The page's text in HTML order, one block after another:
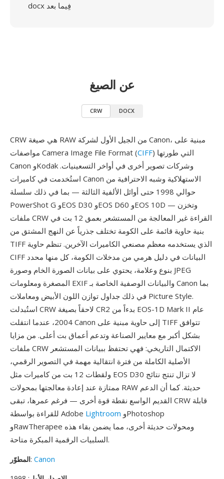
docx فِيما بعد
عن الصيغ
CRW DOCX
CRW هي صيغة RAW من الجيل الأول لشركة Canon، مبنية على
مواصفات Camera Image File Format (CIFF) التي طورتها
Canon وKodak وشركات تصوير أخرى في أواخر التسعينيات.
استُخدمت في كاميرات Canon الاستهلاكية وشبه الاحترافية من
حوالي 1998 حتى أوائل الألفية الثالثة — بما في ذلك سلسلة
PowerShot G وEOS D30 وEOS D60 وEOS 10D — وتخزن
ملفات CRW القراءة غير المعالجة من المستشعر بعمق 12 بت في
بنية حاوية قائمة على الكومة تختلف جذرياً عن النهج المشتق من
TIFF الذي يستخدمه معظم مصنعي الكاميرات الآخرين. تنظم حاوية
CIFF البيانات في دليل هرمي من مدخلات الكومة، كل منها محدد
بنوع وعلامة، يحتوي على بيانات الصورة الخام وصورة JPEG
المصغرة ومعلومات EXIF والبيانات الوصفية الخاصة بـ Canon بما
في ذلك جداول توازن اللون الأبيض ومعاملات Picture Style.
استُبدلت CRW لاحقاً بصيغة CR2 بدءاً من EOS-1D Mark II عام
2004، عندما انتقلت Canon إلى حاوية مبنية على TIFF تتوافق
بشكل أكبر مع معايير الصناعة وتدعم أعماق بت أعلى. من مزايا
ملفات CRW الاكتمال التاريخي: فهي تحتفظ ببيانات المستشعر
الأصلية الكاملة من فترة انتقالية مهمة في التصوير الرقمي،
ولقطات 12 بت من كاميرات مثل EOS D30 لا تزال تنتج نتائج
ممتازة عند إعادة معالجتها بمحولات RAW حديثة. كما أن الدعم
القديم الواسع نقطة قوة أخرى — فرغم عمرها، تبقى CRW قابلة
للقراءة بواسطة Adobe Lightroom
وRawTherapee ومحولات حديثة أخرى، مما يضمن بقاء هذه
السلبيات الرقمية المبكرة متاحة.
المطوّر: Canon